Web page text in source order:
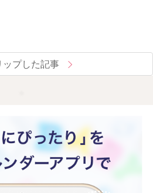
ップした記事